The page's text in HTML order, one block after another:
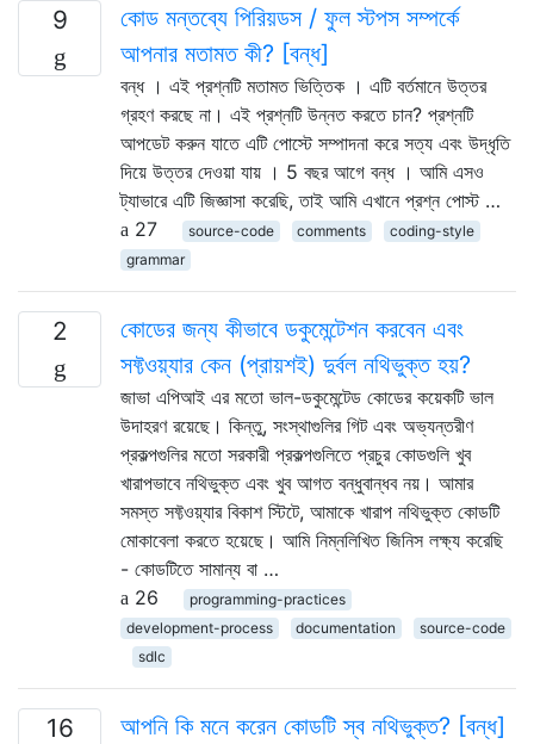
9
কোড মন্তব্যে পিরিয়ডস / ফুল স্টপস সম্পর্কে
আপনার মতামত কী? [বন্ধ]
বন্ধ । এই প্রশ্নটি মতামত ভিত্তিক । এটি বর্তমানে উত্তর
গ্রহণ করছে না। এই প্রশ্নটি উন্নত করতে চান? প্রশ্নটি
আপডেট করুন যাতে এটি পোস্টে সম্পাদনা করে সত্য এবং উদ্ধৃতি
দিয়ে উত্তর দেওয়া যায় । 5 বছর আগে বন্ধ । আমি এসও
ট্যাভারে এটি জিজ্ঞাসা করেছি, তাই আমি এখানে প্রশ্ন পোস্ট …
27
source-code comments
coding-style
grammar
2
কোডের জন্য কীভাবে ডকুমেন্টেশন করবেন এবং
সফ্টওয়্যার কেন (প্রায়শই) দুর্বল নথিভুক্ত হয়?
জাভা এপিআই এর মতো ভাল-ডকুমেন্টেড কোডের কয়েকটি ভাল
উদাহরণ রয়েছে। কিন্তু, সংস্থাগুলির গিট এবং অভ্যন্তরীণ
প্রকল্পগুলির মতো সরকারী প্রকল্পগুলিতে প্রচুর কোডগুলি খুব
খারাপভাবে নথিভুক্ত এবং খুব আগত বন্ধুবান্ধব নয়। আমার
সমস্ত সফ্টওয়্যার বিকাশ স্টিটে, আমাকে খারাপ নথিভুক্ত কোডটি
মোকাবেলা করতে হয়েছে। আমি নিম্নলিখিত জিনিস লক্ষ্য করেছি
- কোডটিতে সামান্য বা …
26
programming-practices
development-process
documentation
source-code
sdlc
16 আপনি কি মনে করেন কোডটি স্ব নথিভুক্ত? [বন্ধ]